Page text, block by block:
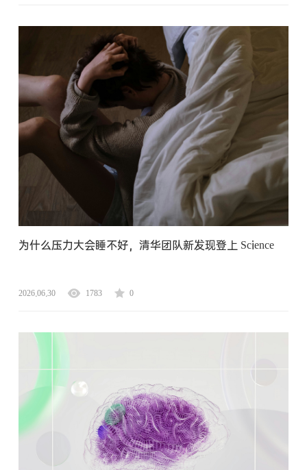
为什么压力大会睡不好，清华团队新发现登上 Science
2026.06.30 1783 0